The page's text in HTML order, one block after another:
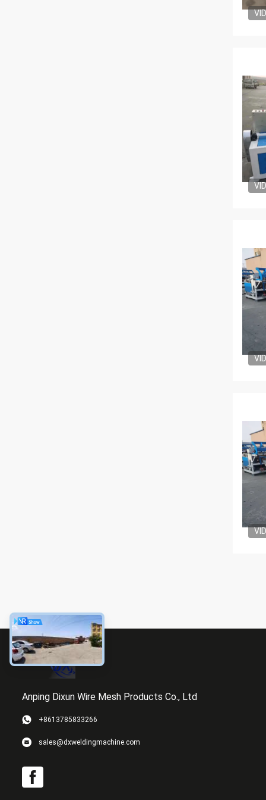
Anping Dixun Wire Mesh Products Co., Ltd
+8613785833266
sales@dxweldingmachine.com